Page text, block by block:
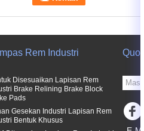
Rem Industri
Disesuaikan Lapisan Rem
Brake Relining Brake Block
Pads
Gesekan Industri Lapisan Rem
Bentuk Khusus